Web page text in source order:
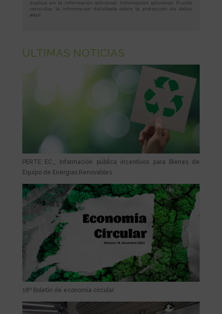
explica en la información adicional. Información adicional: Puede
consultar la información detallada sobre la protección de datos
aquí
ÚLTIMAS NOTICIAS
PERTE EC_ Información pública incentivos para Bienes de
Equipo de Energías Renovables
18º Boletín de economía circular